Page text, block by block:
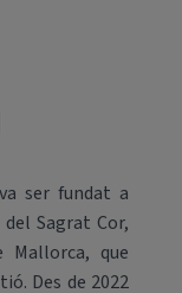
ser fundat a
Sagrat Cor,
Mallorca, que
Des de 2022